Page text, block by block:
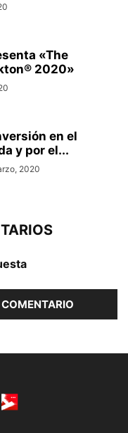
«The
2020»
en el
y por el...
2020